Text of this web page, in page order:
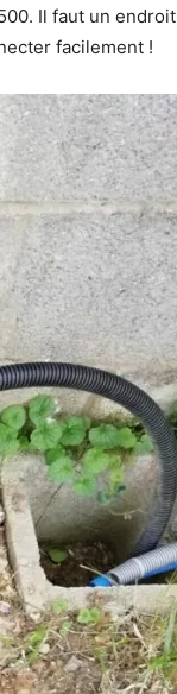
Il faut un endroit
facilement !